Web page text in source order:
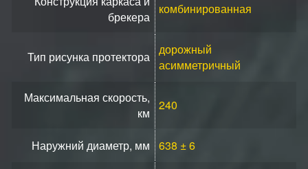
брекера
комбинированная
Тип рисунка протектора дорожный
асимметричный
Максимальная скорость,
км
240
Наружний диаметр, мм 638 ± 6